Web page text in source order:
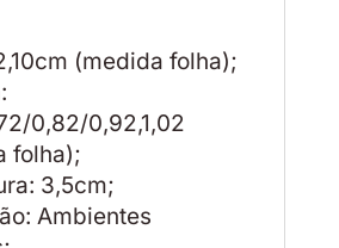
(medida folha);
0,82/0,92,1,02
folha);
3,5cm;
Ambientes